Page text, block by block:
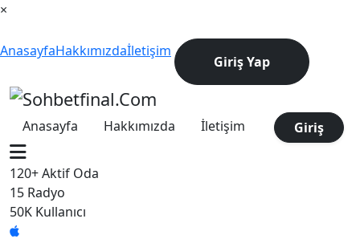
×
AnasayfaHakkımızdaİletişim
Giriş Yap
Anasayfa Hakkımızda İletişim Giriş
120+Aktif Oda
15 Radyo
50K Kullanıcı